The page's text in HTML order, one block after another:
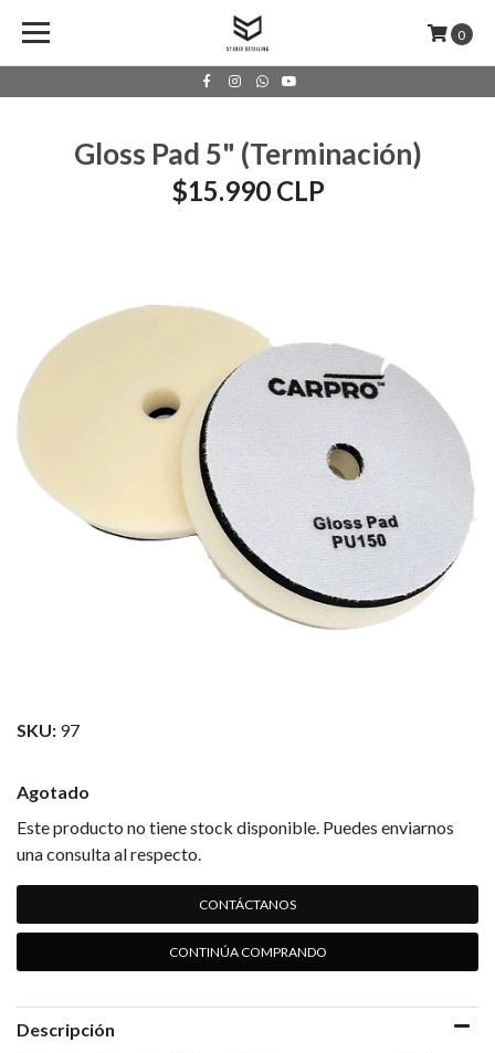
0
Gloss Pad 5" (Terminación)
$15.990 CLP
SKU: 97
Agotado
Este producto no tiene stock disponible. Puedes enviarnos
una consulta al respecto.
CONTÁCTANOS
CONTINÚA COMPRANDO
Descripción